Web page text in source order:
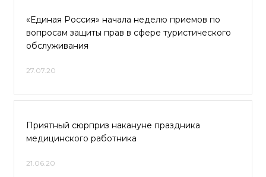
«Единая Россия» начала неделю приемов по
вопросам защиты прав в сфере туристического
обслуживания
27.07.20
Приятный сюрприз накануне праздника
медицинского работника
21.06.20